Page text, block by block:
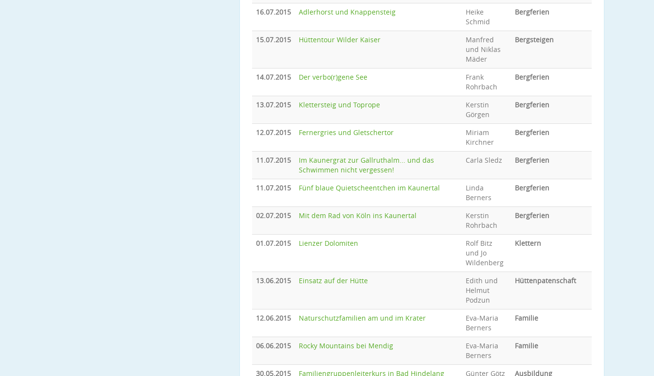
16.07.2015
Adlerhorst und Knappensteig
Heike
Schmid
Bergferien
15.07.2015 Hüttentour Wilder Kaiser
Manfred
und Niklas
Mäder
Bergsteigen
14.07.2015 Der verbo(r)gene See
Frank
Rohrbach
Bergferien
13.07.2015 Klettersteig und Toprope
Kerstin
Görgen
Bergferien
12.07.2015 Fernergries und Gletschertor
Miriam
Kirchner
Bergferien
11.07.2015
Im Kaunergrat zur Gallruthalm... und das
Schwimmen nicht vergessen!
Carla Sledz Bergferien
11.07.2015 Fünf blaue Quietscheentchen im Kaunertal
Linda
Berners
Bergferien
02.07.2015 Mit dem Rad von Köln ins Kaunertal
Kerstin
Rohrbach
Bergferien
01.07.2015 Lienzer Dolomiten
Rolf Bitz
und Jo
Wildenberg
Klettern
13.06.2015 Einsatz auf der Hütte
Edith und
Helmut
Podzun
Hüttenpatenschaft
12.06.2015 Naturschutzfamilien am und im Krater
Eva-Maria
Berners
Familie
06.06.2015 Rocky Mountains bei Mendig
Eva-Maria
Berners
Familie
30.05.2015 Familiengruppenleiterkurs in Bad Hindelang Günter Götz Ausbildung